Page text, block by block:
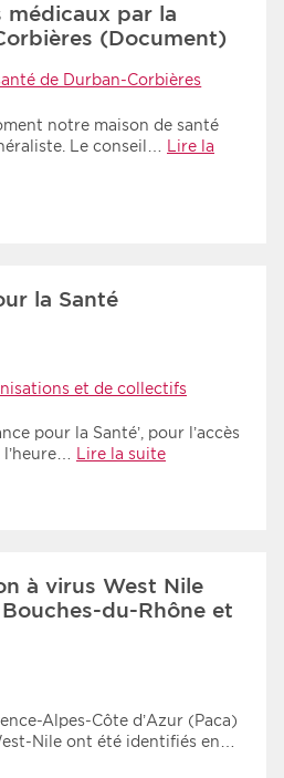
par la
(Document)
de Durban-Corbières
notre maison de santé
Le conseil… Lire la
la Santé
et de collectifs
pour la Santé’, pour l’accès
Lire la suite
à virus West Nile
du-Rhône et
Alpes-Côte d’Azur (Paca)
Nile ont été identifiés en…